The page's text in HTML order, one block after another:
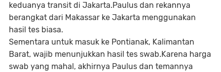
keduanya transit di Jakarta.Paulus dan rekannya
berangkat dari Makassar ke Jakarta menggunakan
hasil tes biasa.
Sementara untuk masuk ke Pontianak, Kalimantan
Barat, wajib menunjukkan hasil tes swab.Karena harga
swab yang mahal, akhirnya Paulus dan temannya